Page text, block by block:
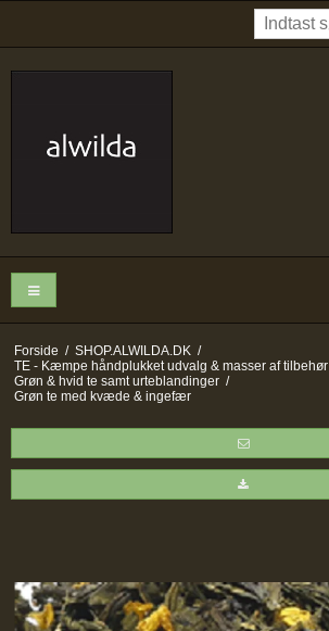
Forside / SHOP.ALWILDA.DK /
TE - Kæmpe håndplukket udvalg & masser af tilbehør
Grøn & hvid te samt urteblandinger /
Grøn te med kvæde & ingefær